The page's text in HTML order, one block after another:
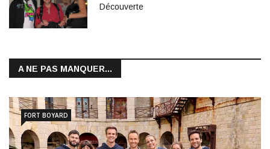
Découverte
A NE PAS MANQUER...
FORT BOYARD